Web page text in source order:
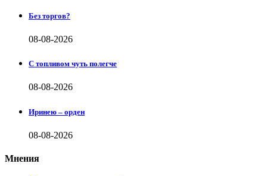
Без торгов?
08-08-2026
С топливом чуть полегче
08-08-2026
Иринею – орден
08-08-2026
Мнения